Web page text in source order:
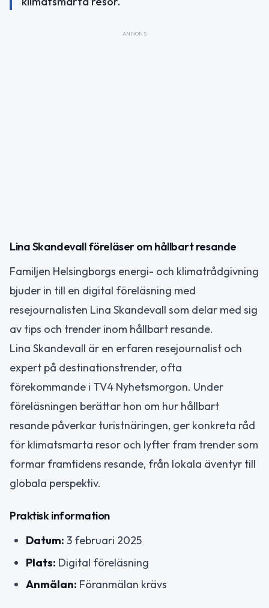
ANNONS
Lina Skandevall föreläser om hållbart resande
Familjen Helsingborgs energi- och klimatrådgivning
bjuder in till en digital föreläsning med
resejournalisten Lina Skandevall som delar med sig
av tips och trender inom hållbart resande.
Lina Skandevall är en erfaren resejournalist och
expert på destinationstrender, ofta
förekommande i TV4 Nyhetsmorgon. Under
föreläsningen berättar hon om hur hållbart
resande påverkar turistnäringen, ger konkreta råd
för klimatsmarta resor och lyfter fram trender som
formar framtidens resande, från lokala äventyr till
globala perspektiv.
Praktisk information
Datum: 3 februari 2025
Plats: Digital föreläsning
Anmälan: Föranmälan krävs